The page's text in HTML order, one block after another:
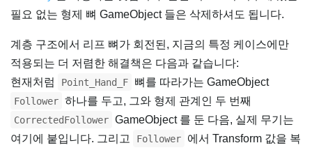
필요 없는 형제 뼈 GameObject 들은 삭제하셔도 됩니다.
계층 구조에서 리프 뼈가 회전된, 지금의 특정 케이스에만
적용되는 더 저렴한 해결책은 다음과 같습니다:
현재처럼
Point_Hand_F 뼈를 따라가는 GameObject
Follower 하나를 두고, 그와 형제 관계인 두 번째
CorrectedFollower GameObject 를 둔 다음, 실제 무기는
여기에 붙입니다. 그리고
Follower
에서 Transform 값을 복